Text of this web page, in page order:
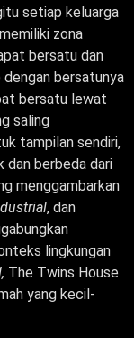
setiap keluarga
zona
bersatu dan
dengan bersatunya
bersatu lewat
saling
tampilan sendiri,
dan berbeda dari
menggambarkan
, dan
lingkungan
The Twins House
yang kecil-